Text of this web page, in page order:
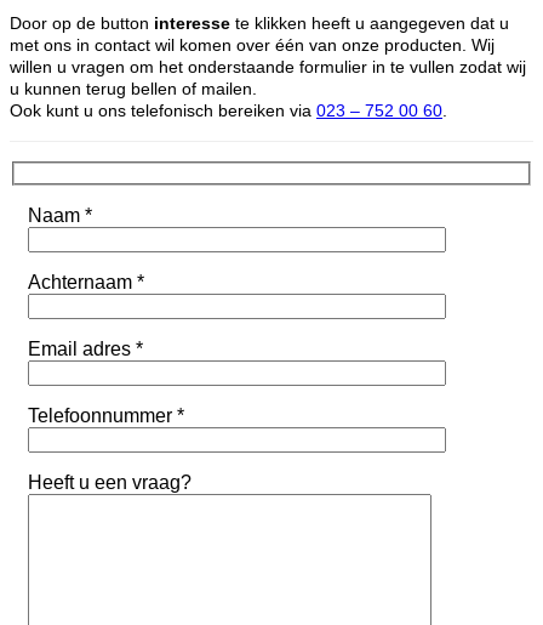
Door op de button interesse te klikken heeft u aangegeven dat u
met ons in contact wil komen over één van onze producten. Wij
willen u vragen om het onderstaande formulier in te vullen zodat wij
u kunnen terug bellen of mailen.
Ook kunt u ons telefonisch bereiken via 023 – 752 00 60.
Naam *
Achternaam *
Email adres *
Telefoonnummer *
Heeft u een vraag?